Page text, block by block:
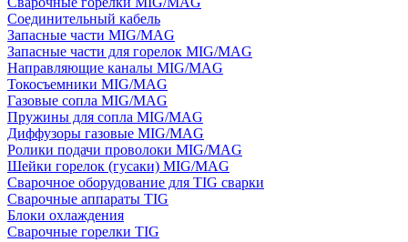
Соединительный кабель
Запасные части MIG/MAG
Запасные части для горелок MIG/MAG
Направляющие каналы MIG/MAG
Токосъемники MIG/MAG
Газовые сопла MIG/MAG
Пружины для сопла MIG/MAG
Диффузоры газовые MIG/MAG
Ролики подачи проволоки MIG/MAG
Шейки горелок (гусаки) MIG/MAG
Сварочное оборудование для TIG сварки
Сварочные аппараты TIG
Блоки охлаждения
Сварочные горелки TIG